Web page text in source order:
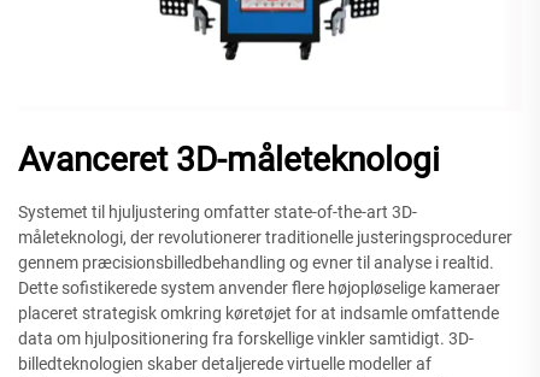
Avanceret 3D-måleteknologi
Systemet til hjuljustering omfatter state-of-the-art 3D-
måleteknologi, der revolutionerer traditionelle justeringsprocedurer
gennem præcisionsbilledbehandling og evner til analyse i realtid.
Dette sofistikerede system anvender flere højopløselige kameraer
placeret strategisk omkring køretøjet for at indsamle omfattende
data om hjulpositionering fra forskellige vinkler samtidigt. 3D-
billedteknologien skaber detaljerede virtuelle modeller af